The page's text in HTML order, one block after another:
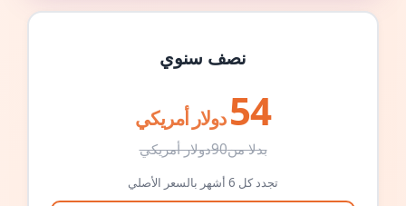
نصف سنوي
54 دولار أمريكي
بدلا من90دولار أمريكي
تجدد كل 6 أشهر بالسعر الأصلي